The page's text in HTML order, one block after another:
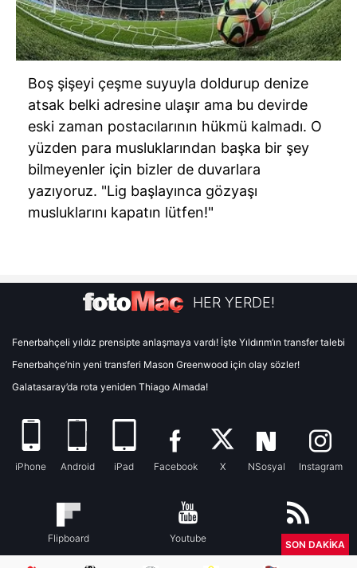
Boş şişeyi çeşme suyuyla doldurup denize
atsak belki adresine ulaşır ama bu devirde
eski zaman postacılarının hükmü kalmadı. O
yüzden para musluklarından başka bir şey
bilmeyenler için bizler de duvarlara
yazıyoruz. "Lig başlayınca gözyaşı
musluklarını kapatın lütfen!"
HER YERDE!
Fenerbahçeli yıldız prensipte anlaşmaya vardı! İşte Yıldırım’ın transfer talebi
Fenerbahçe’nin yeni transferi Mason Greenwood için olay sözler!
Galatasaray’da rota yeniden Thiago Almada!
iPhone Android iPad Facebook X NSosyal Instagram
Flipboard Youtube
SON DAKİKA